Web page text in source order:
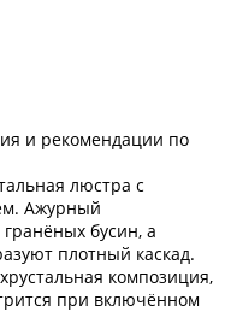
и рекомендации по
люстра с
Ажурный
бусин, а
плотный каскад.
композиция,
при включённом